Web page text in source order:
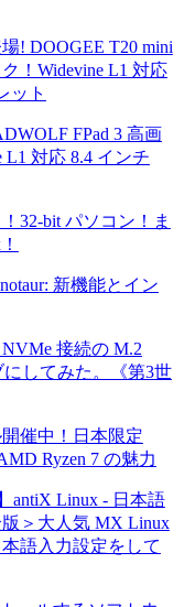
! DOOGEE T20 mini
！Widevine L1 対応
ット
FPad 3 高画
L1 対応 8.4 インチ
32-bit パソコン！ま
新機能とイン
NVMe 接続の M.2
してみた。《第3世
催中！日本限定
Ryzen 7 の魅力
antiX Linux - 日本語
＞大人気 MX Linux
語入力設定をして